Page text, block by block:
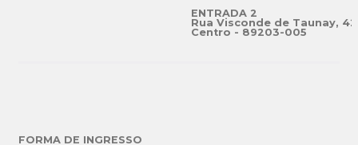
ENTRADA 2
Rua Visconde de Taunay,
Centro - 89203-005
FORMA DE INGRESSO